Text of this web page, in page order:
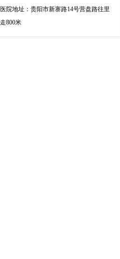
医院地址：贵阳市新寨路14号营盘路往里
走800米